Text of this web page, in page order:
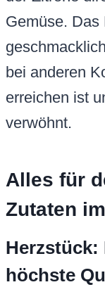
Gemüse. Das
bei anderen
erreichen ist
verwöhnt.
Alles für
Zutaten
höchste